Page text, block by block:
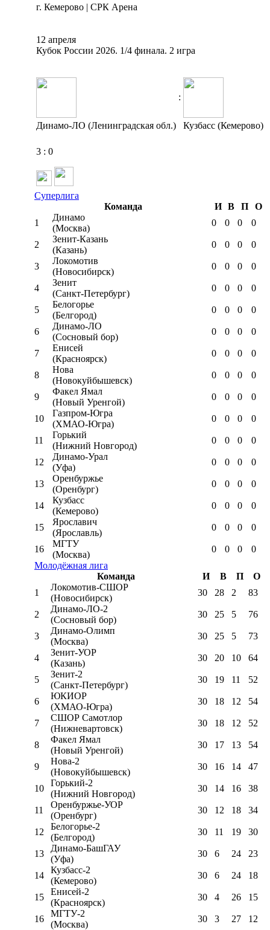
г. Кемерово | СРК Арена
12 апреля
Кубок России 2026. 1/4 финала. 2 игра
:
Динамо-ЛО (Ленинградская обл.) Кузбасс (Кемерово)
3 : 0
Суперлига
Команда
И В П
О
1
Динамо
(Москва)
0 0 0 0
2
Зенит-Казань
(Казань)
0 0 0 0
3
Локомотив
(Новосибирск)
0 0 0 0
4
Зенит
(Санкт-Петербург)
0 0 0 0
5
Белогорье
(Белгород)
0 0 0 0
6
Динамо-ЛО
(Сосновый бор)
0 0 0 0
7
Енисей
(Красноярск)
0 0 0 0
8
Нова
(Новокуйбышевск)
0 0 0 0
9
Факел Ямал
(Новый Уренгой)
0 0 0 0
10
Газпром-Югра
(ХМАО-Югра)
0 0 0 0
11
Горький
(Нижний Новгород)
0 0 0 0
12
Динамо-Урал
(Уфа)
0 0 0 0
13
Оренбуржье
(Оренбург)
0 0 0 0
14
Кузбасс
(Кемерово)
0 0 0 0
15
Ярославич
(Ярославль)
0 0 0 0
16
МГТУ
(Москва)
0 0 0
0
Молодёжная лига
Команда
И В П
О
1
Локомотив-CШОР
(Новосибирск)
30 28 2 83
2
Динамо-ЛО-2
(Сосновый бор)
30 25 5 76
3
Динамо-Олимп
(Москва)
30 25 5 73
4
Зенит-УОР
(Казань)
30 20 10 64
5
Зенит-2
(Санкт-Петербург)
30 19 11 52
6
ЮКИОР
(ХМАО-Югра)
30 18 12 54
7
СШОР Самотлор
(Нижневартовск)
30 18 12 52
8
Факел Ямал
(Новый Уренгой)
30 17 13 54
9
Нова-2
(Новокуйбышевск)
30 16 14 47
10
Горький-2
(Нижний Новгород)
30 14 16 38
11
Оренбуржье-УОР
(Оренбург)
30 12 18 34
12
Белогорье-2
(Белгород)
30 11 19 30
13
Динамо-БашГАУ
(Уфа)
30 6 24 23
14
Кузбасс-2
(Кемерово)
30 6 24 18
15
Енисей-2
(Красноярск)
30 4 26 15
16
МГТУ-2
(Москва)
30 3 27 12